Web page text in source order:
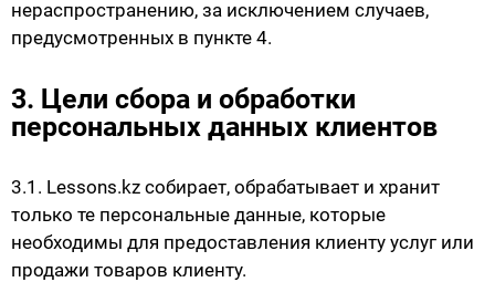
нераспространению, за исключением случаев,
предусмотренных в пункте 4.
3. Цели сбора и обработки
персональных данных клиентов
3.1. Lessons.kz собирает, обрабатывает и хранит
только те персональные данные, которые
необходимы для предоставления клиенту услуг или
продажи товаров клиенту.